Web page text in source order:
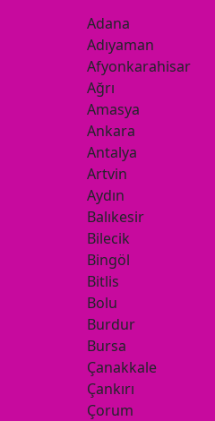
Adana
Adıyaman
Afyonkarahisar
Ağrı
Amasya
Ankara
Antalya
Artvin
Aydın
Balıkesir
Bilecik
Bingöl
Bitlis
Bolu
Burdur
Bursa
Çanakkale
Çankırı
Çorum